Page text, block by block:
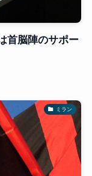
首脳陣のサポー
ミラン